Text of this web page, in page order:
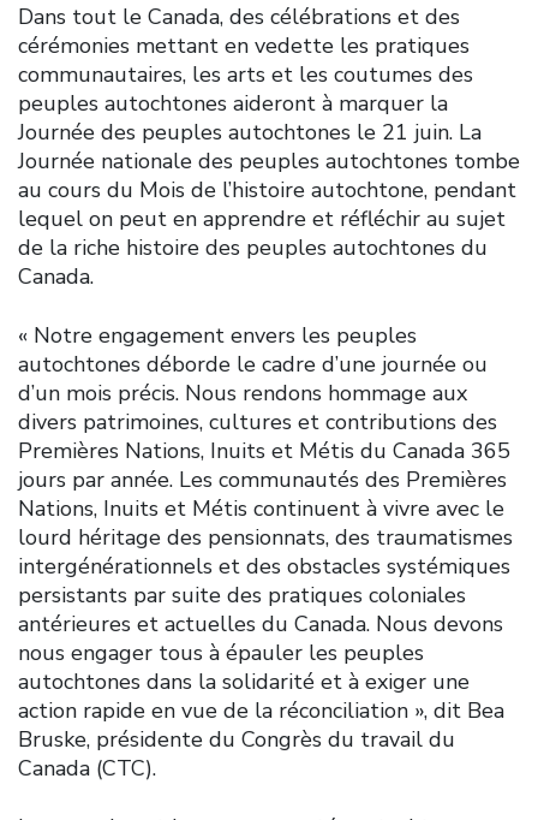
Dans tout le Canada, des célébrations et des
cérémonies mettant en vedette les pratiques
communautaires, les arts et les coutumes des
peuples autochtones aideront à marquer la
Journée des peuples autochtones le 21 juin. La
Journée nationale des peuples autochtones tombe
au cours du Mois de l’histoire autochtone, pendant
lequel on peut en apprendre et réfléchir au sujet
de la riche histoire des peuples autochtones du
Canada.
« Notre engagement envers les peuples
autochtones déborde le cadre d’une journée ou
d’un mois précis. Nous rendons hommage aux
divers patrimoines, cultures et contributions des
Premières Nations, Inuits et Métis du Canada 365
jours par année. Les communautés des Premières
Nations, Inuits et Métis continuent à vivre avec le
lourd héritage des pensionnats, des traumatismes
intergénérationnels et des obstacles systémiques
persistants par suite des pratiques coloniales
antérieures et actuelles du Canada. Nous devons
nous engager tous à épauler les peuples
autochtones dans la solidarité et à exiger une
action rapide en vue de la réconciliation », dit Bea
Bruske, présidente du Congrès du travail du
Canada (CTC).